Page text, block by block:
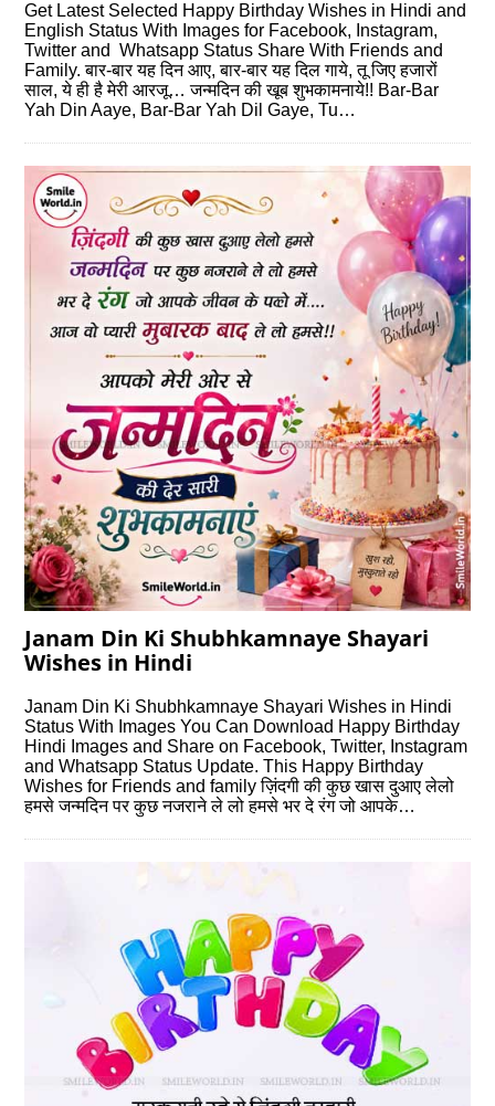
Get Latest Selected Happy Birthday Wishes in Hindi and
English Status With Images for Facebook, Instagram,
Twitter and Whatsapp Status Share With Friends and
Family. बार-बार यह दिन आए, बार-बार यह दिल गाये, तू जिए हजारों
साल, ये ही है मेरी आरजू… जन्‍मदिन की खूब शुभकामनाये!! Bar-Bar
Yah Din Aaye, Bar-Bar Yah Dil Gaye, Tu…
Janam Din Ki Shubhkamnaye Shayari
Wishes in Hindi
Janam Din Ki Shubhkamnaye Shayari Wishes in Hindi
Status With Images You Can Download Happy Birthday
Hindi Images and Share on Facebook, Twitter, Instagram
and Whatsapp Status Update. This Happy Birthday
Wishes for Friends and family ज़िंदगी की कुछ खास दुआए लेलो
हमसे जन्मदिन पर कुछ नजराने ले लो हमसे भर दे रंग जो आपके…